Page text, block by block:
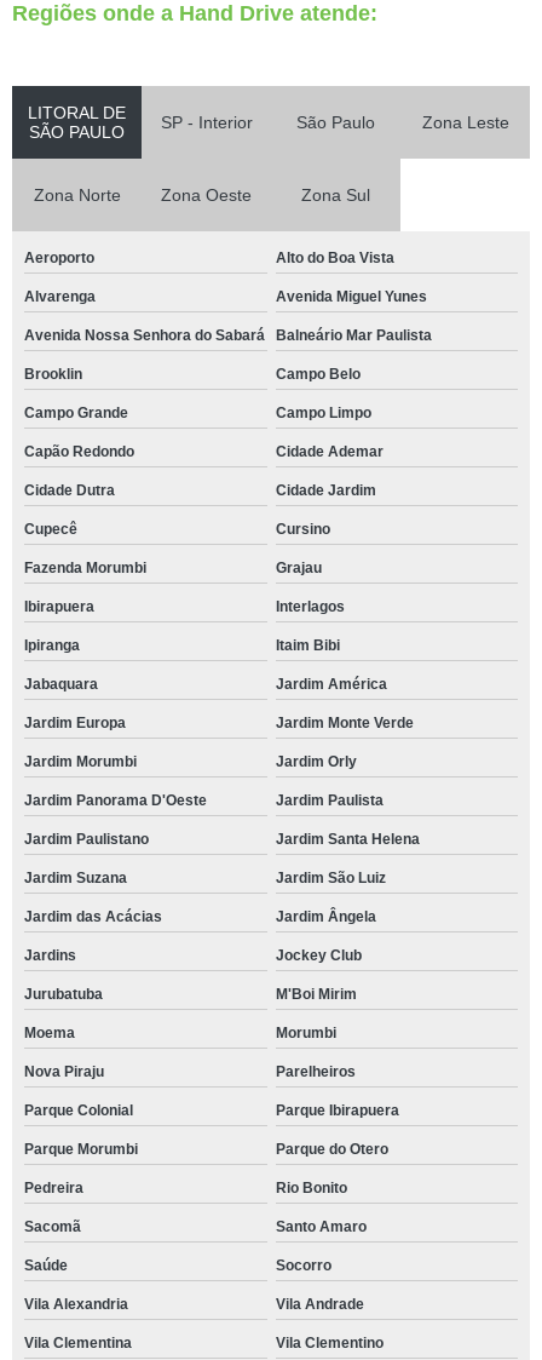
Regiões onde a Hand Drive atende:
LITORAL DE
SÃO PAULO
SP - Interior São Paulo Zona Leste
Zona Norte Zona Oeste Zona Sul
Aeroporto Alto do Boa Vista
Alvarenga Avenida Miguel Yunes
Avenida Nossa Senhora do Sabará Balneário Mar Paulista
Brooklin Campo Belo
Campo Grande Campo Limpo
Capão Redondo Cidade Ademar
Cidade Dutra Cidade Jardim
Cupecê Cursino
Fazenda Morumbi Grajau
Ibirapuera Interlagos
Ipiranga Itaim Bibi
Jabaquara Jardim América
Jardim Europa Jardim Monte Verde
Jardim Morumbi Jardim Orly
Jardim Panorama D'Oeste Jardim Paulista
Jardim Paulistano Jardim Santa Helena
Jardim Suzana Jardim São Luiz
Jardim das Acácias Jardim Ângela
Jardins Jockey Club
Jurubatuba M'Boi Mirim
Moema Morumbi
Nova Piraju Parelheiros
Parque Colonial Parque Ibirapuera
Parque Morumbi Parque do Otero
Pedreira Rio Bonito
Sacomã Santo Amaro
Saúde Socorro
Vila Alexandria Vila Andrade
Vila Clementina Vila Clementino